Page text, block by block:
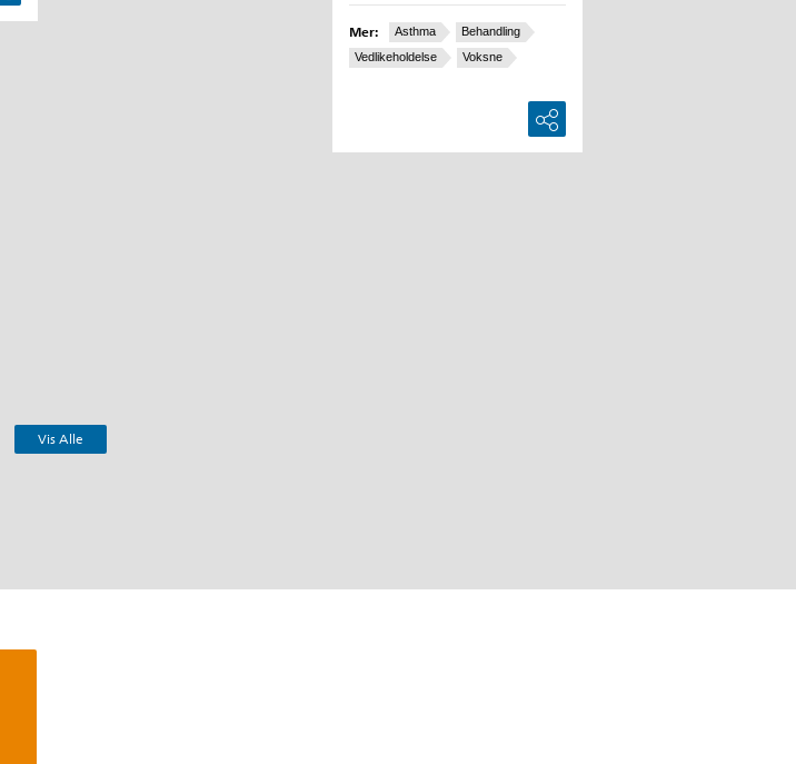
Mer: Asthma
Behandling
Vedlikeholdelse
Voksne
Vis Alle